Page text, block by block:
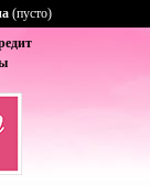
(пусто)